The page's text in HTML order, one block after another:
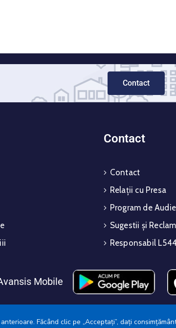
Contact
Contact
Contact
Relații cu Presa
Program de
Sugestii și
Responsabil
Mobile
Făcând clic pe „Acceptați”, dați